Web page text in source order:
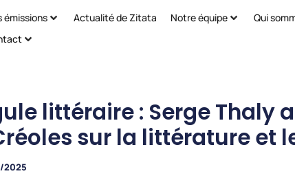
émissions Actualité de Zitata Notre équipe
Qui
littéraire : Serge Thaly
sur la littérature et
2025